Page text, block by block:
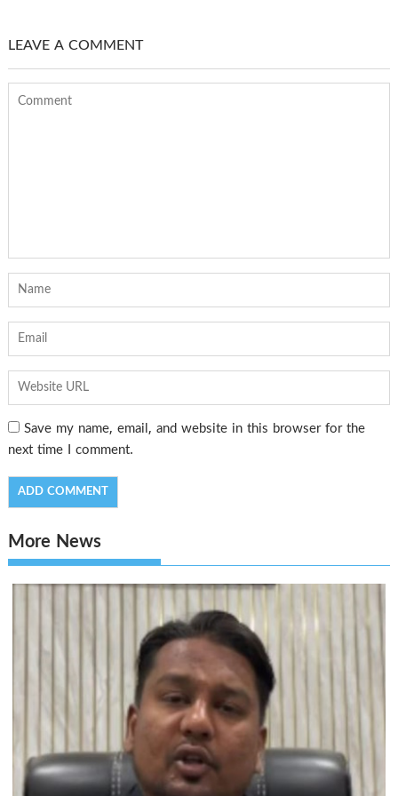
LEAVE A COMMENT
Save my name, email, and website in this browser for the
next time I comment.
More News